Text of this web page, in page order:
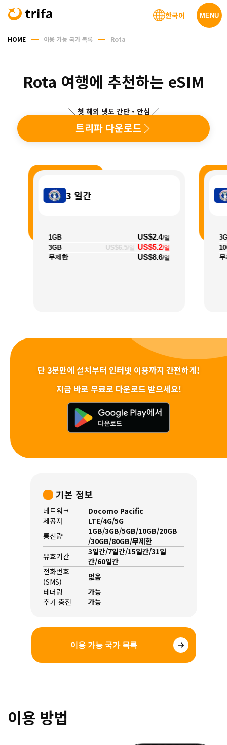
MENU
한국어
HOME 이용 가능 국가 목록 Rota
Rota 여행에 추천하는 eSIM
＼ 첫 해외 넷도 간단・안심 ／
트리파 다운로드
3 일간
1GB US$2.4/일
3GB US$6.5/일 US$5.2/일
무제한 US$8.6/일
단 3분만에 설치부터 인터넷 이용까지 간편하게!
지금 바로 무료로 다운로드 받으세요!
기본 정보
네트워크
Docomo Pacific
제공자
LTE/4G/5G
통신량
1GB/3GB/5GB/10GB/20GB
/30GB/80GB/무제한
유효기간
3일간/7일간/15일간/31일
간/60일간
전화번호
(SMS)
없음
테더링
가능
추가 충전
가능
이용 가능 국가 목록
이용 방법